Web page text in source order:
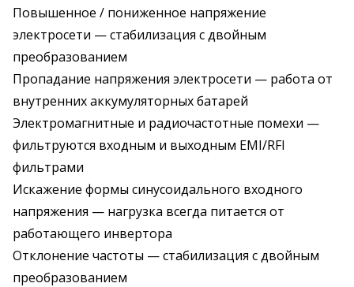
Повышенное / пониженное напряжение
электросети — стабилизация с двойным
преобразованием
Пропадание напряжения электросети — работа от
внутренних аккумуляторных батарей
Электромагнитные и радиочастотные помехи —
фильтруются входным и выходным EMI/RFI
фильтрами
Искажение формы синусоидального входного
напряжения — нагрузка всегда питается от
работающего инвертора
Отклонение частоты — стабилизация с двойным
преобразованием